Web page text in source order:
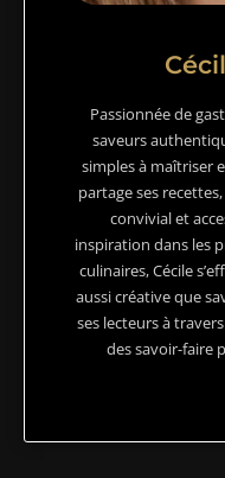
Passionnée de
saveurs
simples à maîtriser
partage ses
convivial et
inspiration dans les
culinaires, Cécile
aussi créative que
ses lecteurs à
des savoir-faire